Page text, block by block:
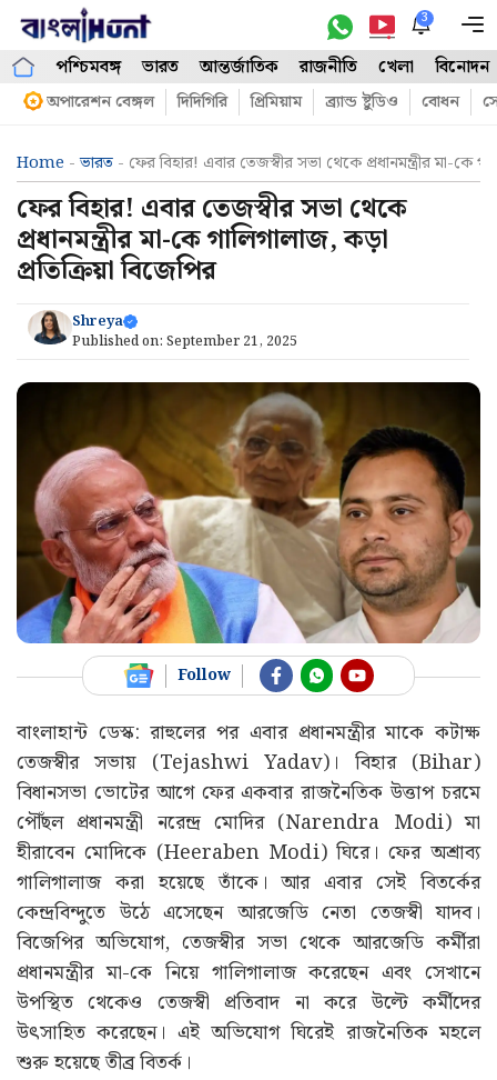
Skip
content
3
পশ্চিমবঙ্গ ভারত আন্তর্জাতিক রাজনীতি খেলা বিনোদন
অপারেশন বেঙ্গল দিদিগিরি প্রিমিয়াম ব্র্যান্ড ষ্টুডিও বোধন
Home -ভারত - ফের বিহার! এবার তেজস্বীর সভা থেকে প্রধানমন্ত্রীর মা-কে
ফের বিহার! এবার তেজস্বীর সভা থেকে
প্রধানমন্ত্রীর মা-কে গালিগালাজ, কড়া
প্রতিক্রিয়া বিজেপির
Shreya
Published on: September 21, 2025
Follow
বাংলাহান্ট ডেস্ক: রাহুলের পর এবার প্রধানমন্ত্রীর মাকে কটাক্ষ
তেজস্বীর সভায় (Tejashwi Yadav)। বিহার (Bihar)
বিধানসভা ভোটের আগে ফের একবার রাজনৈতিক উত্তাপ চরমে
পৌঁছল প্রধানমন্ত্রী নরেন্দ্র মোদির (Narendra Modi) মা
হীরাবেন মোদিকে (Heeraben Modi) ঘিরে। ফের অশ্রাব্য
গালিগালাজ করা হয়েছে তাঁকে। আর এবার সেই বিতর্কের
কেন্দ্রবিন্দুতে উঠে এসেছেন আরজেডি নেতা তেজস্বী যাদব।
বিজেপির অভিযোগ, তেজস্বীর সভা থেকে আরজেডি কর্মীরা
প্রধানমন্ত্রীর মা-কে নিয়ে গালিগালাজ করেছেন এবং সেখানে
উপস্থিত থেকেও তেজস্বী প্রতিবাদ না করে উল্টে কর্মীদের
উৎসাহিত করেছেন। এই অভিযোগ ঘিরেই রাজনৈতিক মহলে
শুরু হয়েছে তীব্র বিতর্ক।